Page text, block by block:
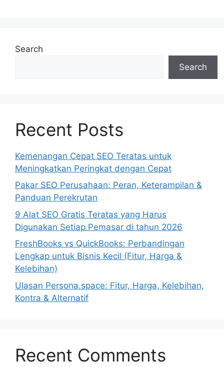
Search
Search
Recent Posts
Kemenangan Cepat SEO Teratas untuk
Meningkatkan Peringkat dengan Cepat
Pakar SEO Perusahaan: Peran, Keterampilan &
Panduan Perekrutan
9 Alat SEO Gratis Teratas yang Harus
Digunakan Setiap Pemasar di tahun 2026
FreshBooks vs QuickBooks: Perbandingan
Lengkap untuk Bisnis Kecil (Fitur, Harga &
Kelebihan)
Ulasan Persona.space: Fitur, Harga, Kelebihan,
Kontra & Alternatif
Recent Comments